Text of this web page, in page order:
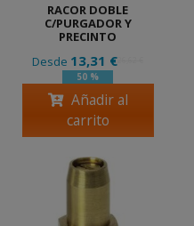
RACOR DOBLE
C/PURGADOR Y
PRECINTO
Desde 13,31 €
50 %
Añadir al
carrito